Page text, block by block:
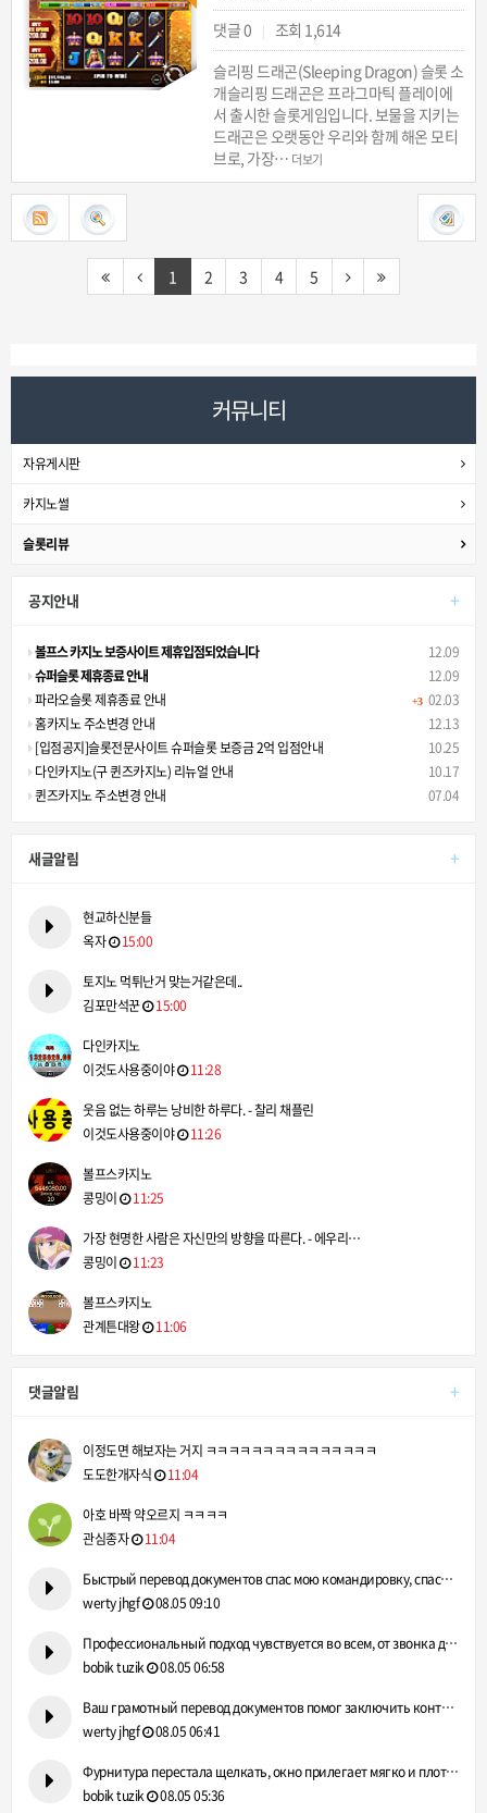
댓글 0
| 조회 1,614
슬리핑 드래곤(Sleeping Dragon) 슬롯 소
개슬리핑 드래곤은 프라그마틱 플레이에
서 출시한 슬롯게임입니다. 보물을 지키는
드래곤은 오랫동안 우리와 함께 해온 모티
브로, 가장… 더보기
1 2 3 4 5
커뮤니티
자유게시판
카지노썰
슬롯리뷰
+
공지안내
12.09
볼프스 카지노 보증사이트 제휴입점되었습니다
12.09
슈퍼슬롯 제휴종료 안내
+3 02.03
파라오슬롯 제휴종료 안내
12.13
홈카지노 주소변경 안내
10.25
[입점공지]슬롯전문사이트 슈퍼슬롯 보증금 2억 입점안내
10.17
다인카지노(구 퀸즈카지노) 리뉴얼 안내
07.04
퀸즈카지노 주소변경 안내
+
새글알림
현교하신분들
옥자
15:00
토지노 먹튀난거 맞는거같은데..
김포만석꾼
15:00
다인카지노
이것도사용중이야
11:28
웃음 없는 하루는 낭비한 하루다. - 찰리 채플린
이것도사용중이야
11:26
볼프스카지노
콩밍이
11:25
가장 현명한 사람은 자신만의 방향을 따른다. - 에우리…
콩밍이
11:23
볼프스카지노
관계튼대왕
11:06
+
댓글알림
이정도면 해보자는 거지 ㅋㅋㅋㅋㅋㅋㅋㅋㅋㅋㅋㅋㅋㅋㅋ
도도한개자식
11:04
아호 바짝 약오르지 ㅋㅋㅋㅋ
관심종자
11:04
Быстрый перевод документов спас мою командировку, спасибо! h…
werty jhgf
08.05 09:10
Профессиональный подход чувствуется во всем, от звонка до вы…
bobik tuzik
08.05 06:58
Ваш грамотный перевод документов помог заключить контракт с …
werty jhgf
08.05 06:41
Фурнитура перестала щелкать, окно прилегает мягко и плотно. …
bobik tuzik
08.05 05:36